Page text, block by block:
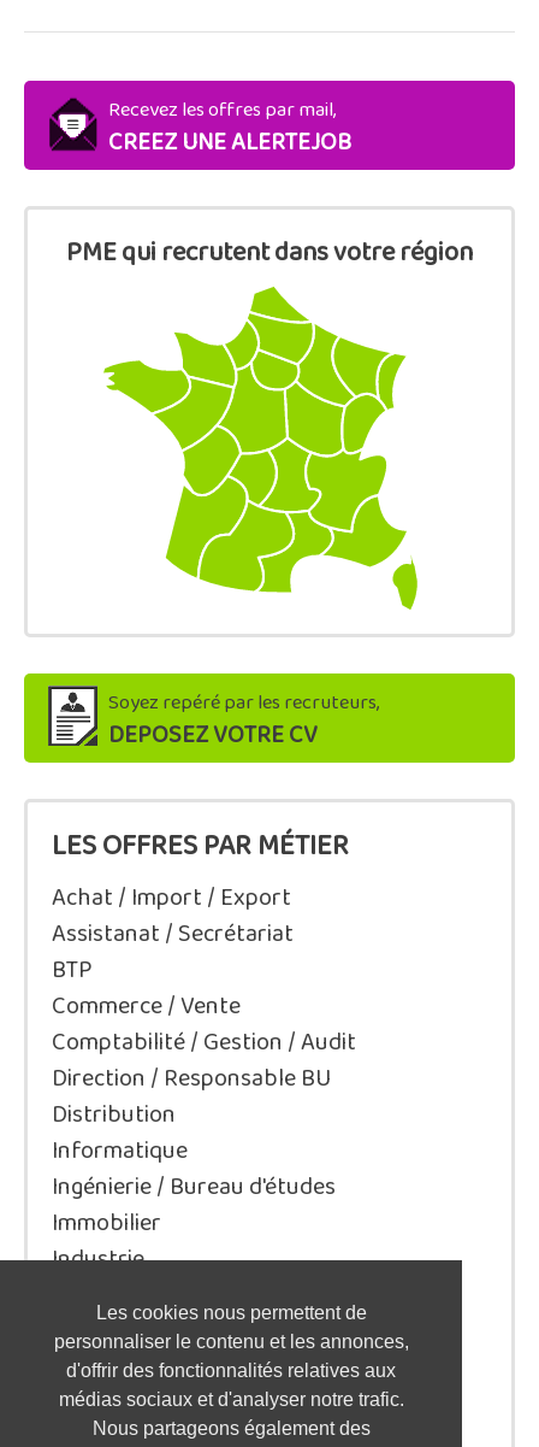
Les cookies nous permettent de
personnaliser le contenu et les annonces,
d'offrir des fonctionnalités relatives aux
médias sociaux et d'analyser notre trafic.
Nous partageons également des
Recevez les offres par mail,
CREEZ UNE ALERTEJOB
PME qui recrutent dans votre région
Soyez repéré par les recruteurs,
DEPOSEZ VOTRE CV
LES OFFRES PAR MÉTIER
Achat / Import / Export
Assistanat / Secrétariat
BTP
Commerce / Vente
Comptabilité / Gestion / Audit
Direction / Responsable BU
Distribution
Informatique
Ingénierie / Bureau d'études
Immobilier
Industrie
Juridique/Droit
Qualité / Sécurité / Environnement
Logistique / Transport
Marketing / Communication